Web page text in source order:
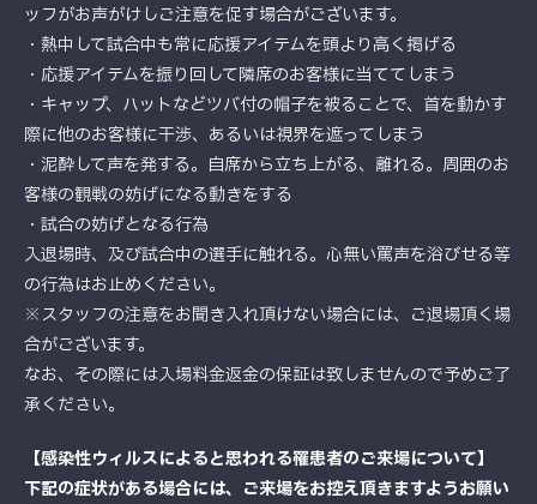
ッフがお声がけしご注意を促す場合がございます。
・熱中して試合中も常に応援アイテムを頭より高く掲げる
・応援アイテムを振り回して隣席のお客様に当ててしまう
・キャップ、ハットなどツバ付の帽子を被ることで、首を動かす
際に他のお客様に干渉、あるいは視界を遮ってしまう
・泥酔して声を発する。自席から立ち上がる、離れる。周囲のお
客様の観戦の妨げになる動きをする
・試合の妨げとなる行為
入退場時、及び試合中の選手に触れる。心無い罵声を浴びせる等
の行為はお止めください。
※スタッフの注意をお聞き入れ頂けない場合には、ご退場頂く場
合がございます。
なお、その際には入場料金返金の保証は致しませんので予めご了
承ください。
【感染性ウィルスによると思われる罹患者のご来場について】
下記の症状がある場合には、ご来場をお控え頂きますようお願い